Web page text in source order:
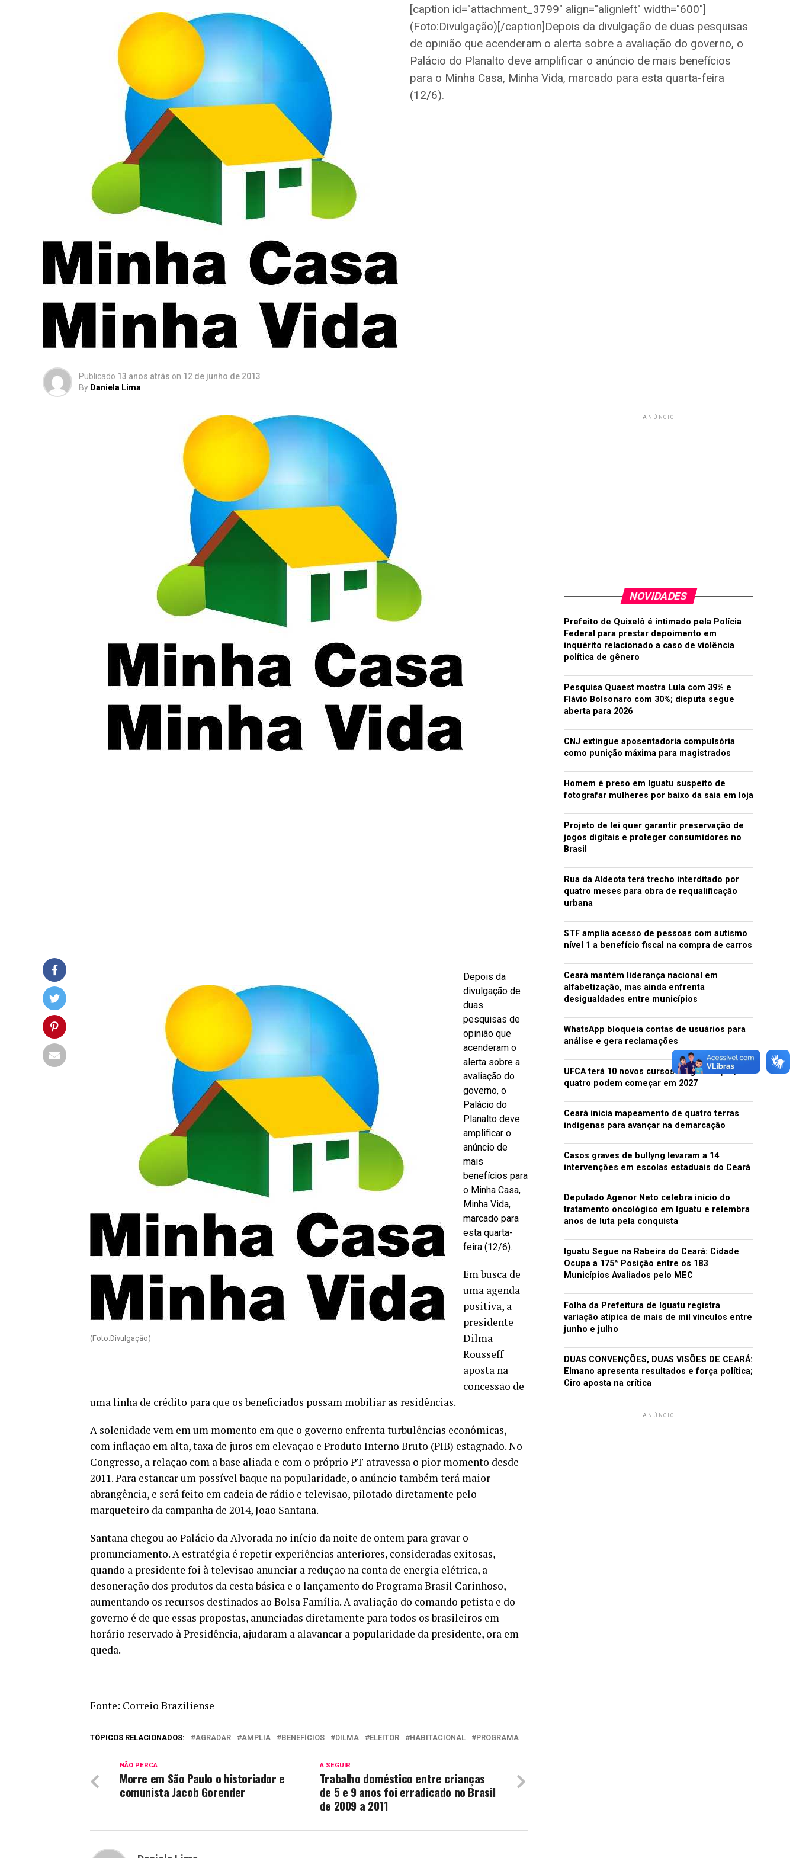
[caption id="attachment_3799" align="alignleft" width="600"]
(Foto:Divulgação)[/caption]Depois da divulgação de duas pesquisas
de opinião que acenderam o alerta sobre a avaliação do governo, o
Palácio do Planalto deve amplificar o anúncio de mais benefícios
para o Minha Casa, Minha Vida, marcado para esta quarta-feira
(12/6).
Publicado 13 anos atrás on 12 de junho de 2013
By Daniela Lima
(Foto:Divulgação)
Depois da
divulgação de
duas
pesquisas de
opinião que
acenderam o
alerta sobre a
avaliação do
governo, o
Palácio do
Planalto deve
amplificar o
anúncio de
mais
benefícios para
o Minha Casa,
Minha Vida,
marcado para
esta quarta-
feira (12/6).
Em busca de
uma agenda
positiva, a
presidente
Dilma
Rousseff
aposta na
concessão de
uma linha de crédito para que os beneficiados possam mobiliar as residências.
A solenidade vem em um momento em que o governo enfrenta turbulências econômicas,
com inflação em alta, taxa de juros em elevação e Produto Interno Bruto (PIB) estagnado. No
Congresso, a relação com a base aliada e com o próprio PT atravessa o pior momento desde
2011. Para estancar um possível baque na popularidade, o anúncio também terá maior
abrangência, e será feito em cadeia de rádio e televisão, pilotado diretamente pelo
marqueteiro da campanha de 2014, João Santana.
Santana chegou ao Palácio da Alvorada no início da noite de ontem para gravar o
pronunciamento. A estratégia é repetir experiências anteriores, consideradas exitosas,
quando a presidente foi à televisão anunciar a redução na conta de energia elétrica, a
desoneração dos produtos da cesta básica e o lançamento do Programa Brasil Carinhoso,
aumentando os recursos destinados ao Bolsa Família. A avaliação do comando petista e do
governo é de que essas propostas, anunciadas diretamente para todos os brasileiros em
horário reservado à Presidência, ajudaram a alavancar a popularidade da presidente, ora em
queda.
Fonte: Correio Braziliense
TÓPICOS RELACIONADOS: AGRADAR AMPLIA BENEFÍCIOS DILMA ELEITOR HABITACIONAL PROGRAMA
A SEGUIR
Trabalho doméstico entre crianças
de 5 e 9 anos foi erradicado no Brasil
de 2009 a 2011
NÃO PERCA
Morre em São Paulo o historiador e
comunista Jacob Gorender
ANÚNCIO
NOVIDADES
Prefeito de Quixelô é intimado pela Polícia
Federal para prestar depoimento em
inquérito relacionado a caso de violência
política de gênero
Pesquisa Quaest mostra Lula com 39% e
Flávio Bolsonaro com 30%; disputa segue
aberta para 2026
CNJ extingue aposentadoria compulsória
como punição máxima para magistrados
Homem é preso em Iguatu suspeito de
fotografar mulheres por baixo da saia em loja
Projeto de lei quer garantir preservação de
jogos digitais e proteger consumidores no
Brasil
Rua da Aldeota terá trecho interditado por
quatro meses para obra de requalificação
urbana
STF amplia acesso de pessoas com autismo
nível 1 a benefício fiscal na compra de carros
Ceará mantém liderança nacional em
alfabetização, mas ainda enfrenta
desigualdades entre municípios
WhatsApp bloqueia contas de usuários para
análise e gera reclamações
UFCA terá 10 novos cursos de graduação;
quatro podem começar em 2027
Ceará inicia mapeamento de quatro terras
indígenas para avançar na demarcação
Casos graves de bullyng levaram a 14
intervenções em escolas estaduais do Ceará
Deputado Agenor Neto celebra início do
tratamento oncológico em Iguatu e relembra
anos de luta pela conquista
Iguatu Segue na Rabeira do Ceará: Cidade
Ocupa a 175ª Posição entre os 183
Municípios Avaliados pelo MEC
Folha da Prefeitura de Iguatu registra
variação atípica de mais de mil vínculos entre
junho e julho
DUAS CONVENÇÕES, DUAS VISÕES DE CEARÁ:
Elmano apresenta resultados e força política;
Ciro aposta na crítica
ANÚNCIO